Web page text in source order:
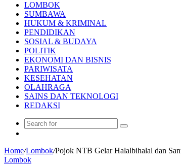
LOMBOK
SUMBAWA
HUKUM & KRIMINAL
PENDIDIKAN
SOSIAL & BUDAYA
POLITIK
EKONOMI DAN BISNIS
PARIWISATA
KESEHATAN
OLAHRAGA
SAINS DAN TEKNOLOGI
REDAKSI
Search
Home/Lombok/Pojok NTB Gelar Halalbihalal dan
Lombok